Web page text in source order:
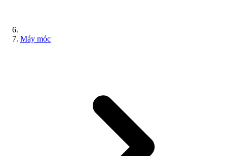
Máy móc